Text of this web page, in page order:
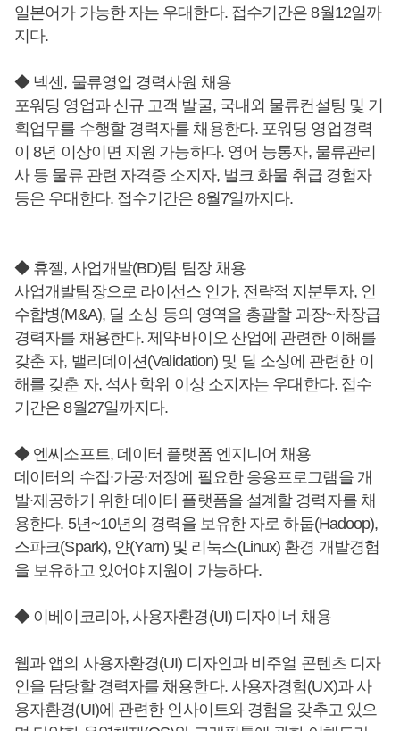
일본어가 가능한 자는 우대한다. 접수기간은 8월12일까
지다.
◆ 넥센, 물류영업 경력사원 채용
포워딩 영업과 신규 고객 발굴, 국내외 물류컨설팅 및 기
획업무를 수행할 경력자를 채용한다. 포워딩 영업경력
이 8년 이상이면 지원 가능하다. 영어 능통자, 물류관리
사 등 물류 관련 자격증 소지자, 벌크 화물 취급 경험자
등은 우대한다. 접수기간은 8월7일까지다.
◆ 휴젤, 사업개발(BD)팀 팀장 채용
사업개발팀장으로 라이선스 인가, 전략적 지분투자, 인
수합병(M&A), 딜 소싱 등의 영역을 총괄할 과장~차장급
경력자를 채용한다. 제약∙바이오 산업에 관련한 이해를
갖춘 자, 밸리데이션(Validation) 및 딜 소싱에 관련한 이
해를 갖춘 자, 석사 학위 이상 소지자는 우대한다. 접수
기간은 8월27일까지다.
◆ 엔씨소프트, 데이터 플랫폼 엔지니어 채용
데이터의 수집∙가공∙저장에 필요한 응용프로그램을 개
발∙제공하기 위한 데이터 플랫폼을 설계할 경력자를 채
용한다. 5년~10년의 경력을 보유한 자로 하둡(Hadoop),
스파크(Spark), 얀(Yarn) 및 리눅스(Linux) 환경 개발경험
을 보유하고 있어야 지원이 가능하다.
◆ 이베이코리아, 사용자환경(UI) 디자이너 채용
웹과 앱의 사용자환경(UI) 디자인과 비주얼 콘텐츠 디자
인을 담당할 경력자를 채용한다. 사용자경험(UX)과 사
용자환경(UI)에 관련한 인사이트와 경험을 갖추고 있으